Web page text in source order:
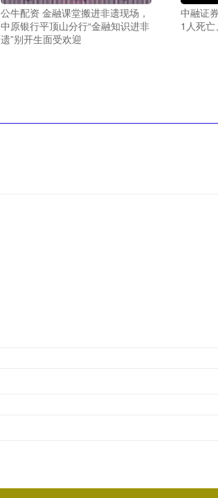
公牛配资 金融课堂搬进非遗现场，
中原银行平顶山分行“金融知识进非
遗”别开生面受欢迎
中融证
1人死